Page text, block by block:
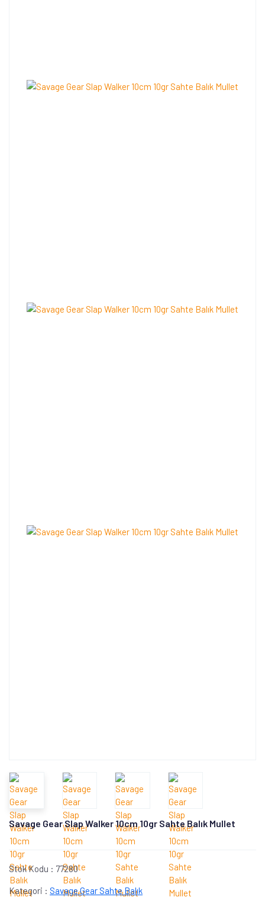
Savage Gear Slap Walker 10cm 10gr Sahte Balık Mullet
Stok Kodu : 77280
Kategori : Savage Gear Sahte Balık